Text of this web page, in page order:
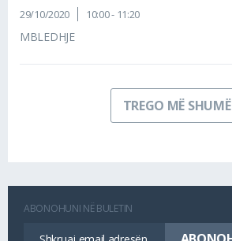
29/10/2020 10:00 - 11:20
MBLEDHJE
TREGO MË SHUMË
ABONOHUNI NË BULETIN